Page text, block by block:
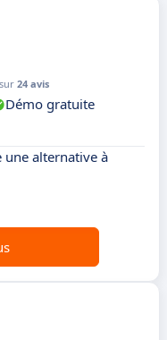
24 avis
Démo gratuite
une alternative à